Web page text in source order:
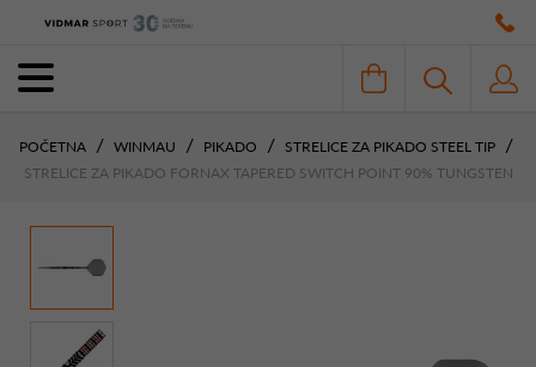
POČETNA WINMAU PIKADO
STRELICE ZA PIKADO STEEL TIP
STRELICE ZA PIKADO FORNAX TAPERED SWITCH POINT 90% TUNGSTEN